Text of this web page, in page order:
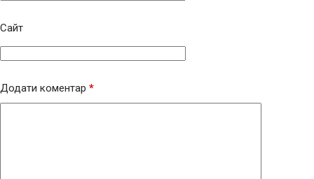
Сайт
Додати коментар *